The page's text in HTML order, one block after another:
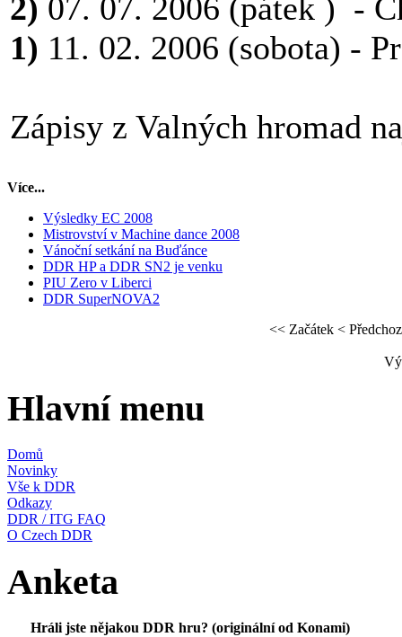
2) 07. 07. 2006 (pátek ) -
1) 11. 02. 2006 (sobota) -
Zápisy z Valných hromad
Více...
Výsledky EC 2008
Mistrovství v Machine dance 2008
Vánoční setkání na Buďánce
DDR HP a DDR SN2 je venku
PIU Zero v Liberci
DDR SuperNOVA2
<< Začátek <
Hlavní menu
Domů
Novinky
Vše k DDR
Odkazy
DDR / ITG FAQ
O Czech DDR
Anketa
Hráli jste nějakou DDR hru? (originální od Konami)